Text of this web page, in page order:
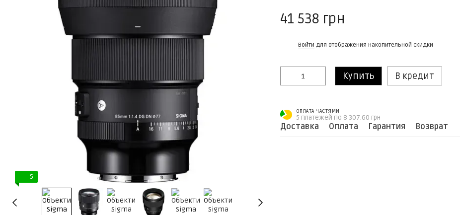
5
41 538 грн
Войти для отображения накопительной скидки
Купить В кредит
ОПЛАТА ЧАСТЯМИ
5 платежей по 8 307.60 грн
Доставка Оплата Гарантия Возврат